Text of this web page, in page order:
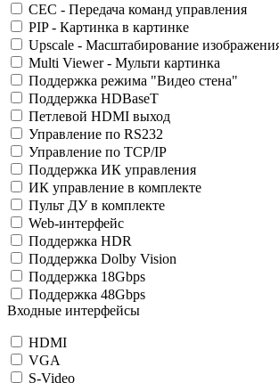
CEC - Передача команд управления
PIP - Картинка в картинке
Upscale - Масштабирование
Multi Viewer - Мульти картинка
Поддержка режима "Видео стена"
Поддержка HDBaseT
Петлевой HDMI выход
Управление по RS232
Управление по TCP/IP
Поддержка ИК управления
ИК управление в комплекте
Пульт ДУ в комплекте
Web-интерфейс
Поддержка HDR
Поддержка Dolby Vision
Поддержка 18Gbps
Поддержка 48Gbps
Входные интерфейсы
HDMI
VGA
S-Video